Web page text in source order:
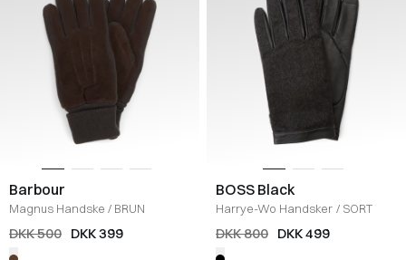
Barbour
Magnus Handske / BRUN
DKK 500 DKK 399
BOSS Black
Harrye-Wo Handsker / SORT
DKK 800 DKK 499